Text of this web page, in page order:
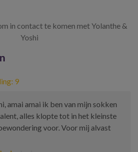
in contact te komen met Yolanthe &
Yoshi
9
amai amai ik ben van mijn sokken
alles klopte tot in het kleinste
voor. Voor mij alvast